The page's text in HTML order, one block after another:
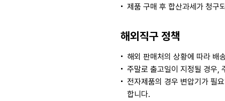
제품 구매 후 합산과세가 청구
해외직구 정책
해외 판매처의 상황에 따라 배
주말로 출고일이 지정될 경우,
전자제품의 경우 변압기가 필
합니다.